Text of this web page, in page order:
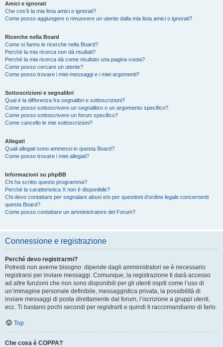
Amici e ignorati
Che cos’è la mia lista amici e ignorati?
Come posso aggiungere o rimuovere un utente dalla mia lista amici o ignorati?
Ricerche nella Board
Come si fanno le ricerche nella Board?
Perché la mia ricerca non dà risultati?
Perché la mia ricerca dà come risultato una pagina vuota?
Come posso cercare un utente?
Come posso trovare i miei messaggi e i miei argomenti?
Sottoscrizioni e segnalibri
Qual è la differenza fra segnalibri e sottoscrizioni?
Come posso sottoscrivere un segnalibro o un argomento specifico?
Come posso sottoscrivere un forum specifico?
Come cancello le mie sottoscrizioni?
Allegati
Quali allegati sono ammessi in questa Board?
Come posso trovare i miei allegati?
Informazioni su phpBB
Chi ha scritto questo programma?
Perché la caratteristica X non è disponibile?
Chi devo contattare per segnalare abusi e/o per questioni d’ordine legale concernenti
questa Board?
Come posso contattare un amministratore del Forum?
Connessione e registrazione
Perché devo registrarmi?
Potresti non averne bisogno: dipende dagli amministratori se è necessario
registrarsi per inviare messaggi. Comunque, la registrazione ti darà accesso
ad altre funzioni che non sono disponibili per gli utenti ospiti come l’uso di
un’immagine personale definibile, messaggistica privata, la possibilità di
inviare messaggi di posta direttamente dal forum, l’iscrizione a gruppi utenti,
ecc. Ti bastano pochi secondi per registrarti e quindi ti raccomandiamo di farlo.
Top
Che cosa è COPPA?